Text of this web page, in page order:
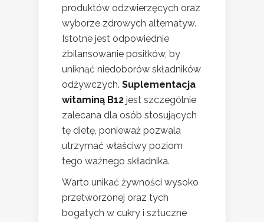
produktów odzwierzęcych oraz
wyborze zdrowych alternatyw.
Istotne jest odpowiednie
zbilansowanie posiłków, by
uniknąć niedoborów składników
odżywczych. Suplementacja
witaminą B12 jest szczególnie
zalecana dla osób stosujących
tę dietę, ponieważ pozwala
utrzymać właściwy poziom
tego ważnego składnika.
Warto unikać żywności wysoko
przetworzonej oraz tych
bogatych w cukry i sztuczne